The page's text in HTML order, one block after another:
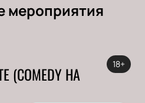
мероприятия
НА 18+